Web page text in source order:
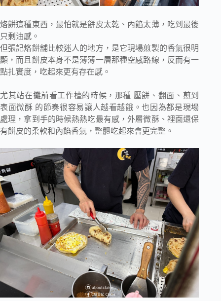
烙餅這種東西，最怕就是餅皮太乾、內餡太薄，吃到最後
只剩油感。
但張記烙餅舖比較迷人的地方，是它現場煎製的香氣很明
顯，而且餅皮本身不是薄薄一層那種空感路線，反而有一
點扎實度，吃起來更有存在感。
尤其站在攤前看工作檯的時候，那種 壓餅、翻面、煎到
表面微酥 的節奏很容易讓人越看越餓。也因為都是現場
處理，拿到手的時候熱熱吃最有感，外層微酥、裡面還保
有餅皮的柔軟和內餡香氣，整體吃起來會更完整。